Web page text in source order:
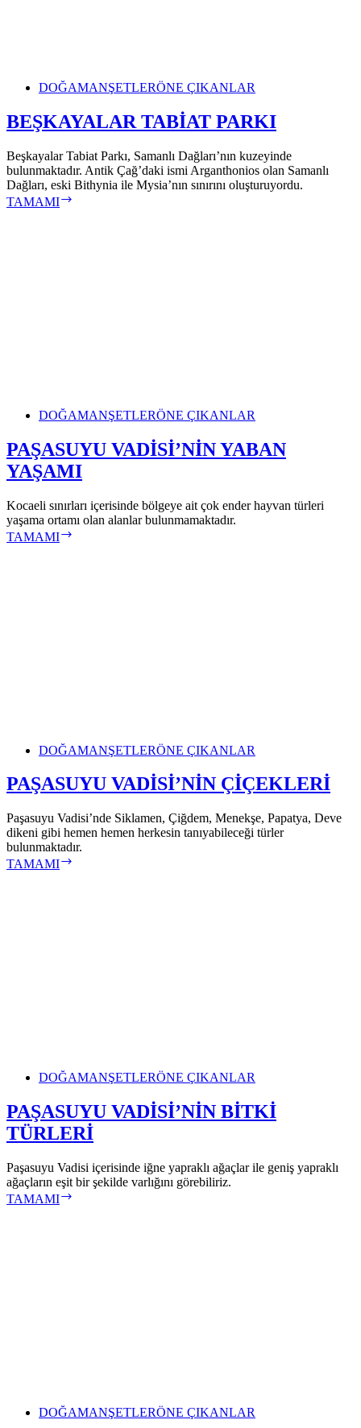
DOĞAMANŞETLERÖNE ÇIKANLAR
BEŞKAYALAR TABİAT PARKI
Beşkayalar Tabiat Parkı, Samanlı Dağları’nın kuzeyinde
bulunmaktadır. Antik Çağ’daki ismi Arganthonios olan Samanlı
Dağları, eski Bithynia ile Mysia’nın sınırını oluşturuyordu.
TAMAMI
DOĞAMANŞETLERÖNE ÇIKANLAR
PAŞASUYU VADİSİ’NİN YABAN
YAŞAMI
Kocaeli sınırları içerisinde bölgeye ait çok ender hayvan türleri
yaşama ortamı olan alanlar bulunmamaktadır.
TAMAMI
DOĞAMANŞETLERÖNE ÇIKANLAR
PAŞASUYU VADİSİ’NİN ÇİÇEKLERİ
Paşasuyu Vadisi’nde Siklamen, Çiğdem, Menekşe, Papatya, Deve
dikeni gibi hemen hemen herkesin tanıyabileceği türler
bulunmaktadır.
TAMAMI
DOĞAMANŞETLERÖNE ÇIKANLAR
PAŞASUYU VADİSİ’NİN BİTKİ
TÜRLERİ
Paşasuyu Vadisi içerisinde iğne yapraklı ağaçlar ile geniş yapraklı
ağaçların eşit bir şekilde varlığını görebiliriz.
TAMAMI
DOĞAMANŞETLERÖNE ÇIKANLAR